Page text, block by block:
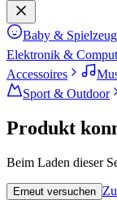
Baby & Spielzeug
Elektronik &
Accessoires
Sport & Outdoor
Produkt
Beim Laden dieser
Erneut versuchen